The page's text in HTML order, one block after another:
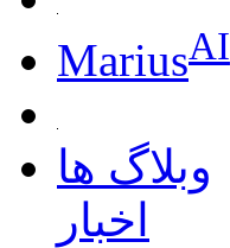
MariusAI
وبلاگ ها
اخبار